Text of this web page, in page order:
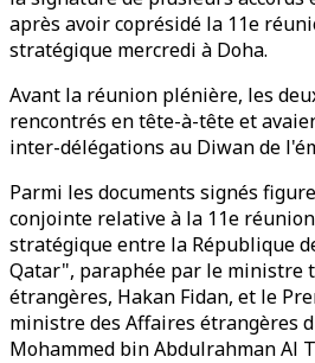
après avoir coprésidé la 11e
stratégique mercredi à Doha.
Avant la réunion plénière, les
rencontrés en tête-à-tête et
inter-délégations au Diwan de
Parmi les documents signés
conjointe relative à la 11e
stratégique entre la République
Qatar", paraphée par le ministre
étrangères, Hakan Fidan, et le
ministre des Affaires étrangères
Mohammed bin Abdulrahman Al